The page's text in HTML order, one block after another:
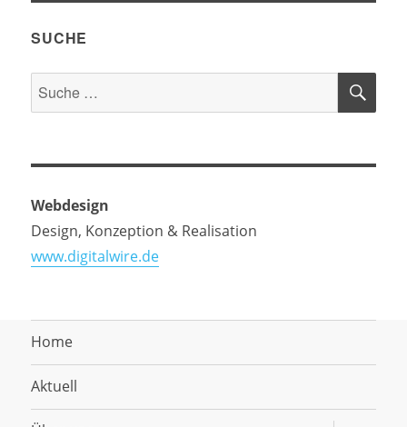
SUCHE
Suche
nach:
Webdesign
Design, Konzeption & Realisation
www.digitalwire.de
Home
Aktuell